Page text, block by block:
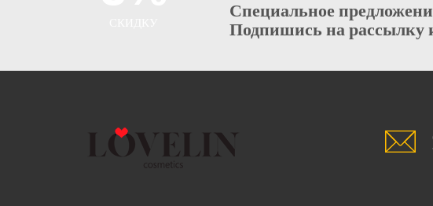
Специальное
Подпишись на рассылку